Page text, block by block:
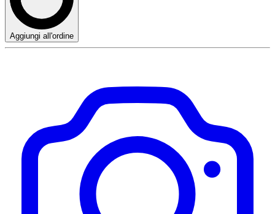
Aggiungi all'ordine